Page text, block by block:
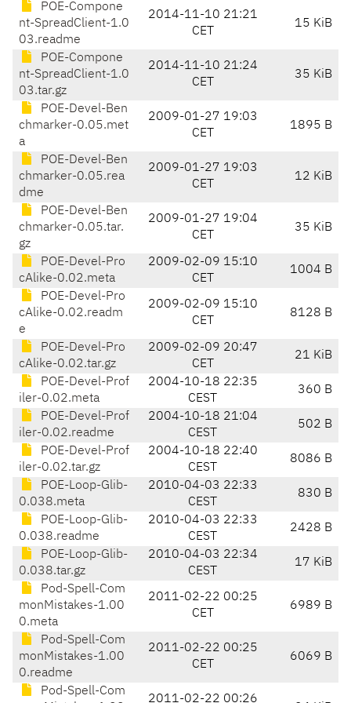
POE-Compone
nt-SpreadClient-1.0
03.readme
2014-11-10 21:21
CET
15 KiB
POE-Compone
nt-SpreadClient-1.0
03.tar.gz
2014-11-10 21:24
CET
35 KiB
POE-Devel-Ben
chmarker-0.05.met
a
2009-01-27 19:03
CET
1895 B
POE-Devel-Ben
chmarker-0.05.rea
dme
2009-01-27 19:03
CET
12 KiB
POE-Devel-Ben
chmarker-0.05.tar.
gz
2009-01-27 19:04
CET
35 KiB
POE-Devel-Pro
cAlike-0.02.meta
2009-02-09 15:10
CET
1004 B
POE-Devel-Pro
cAlike-0.02.readm
e
2009-02-09 15:10
CET
8128 B
POE-Devel-Pro
cAlike-0.02.tar.gz
2009-02-09 20:47
CET
21 KiB
POE-Devel-Prof
iler-0.02.meta
2004-10-18 22:35
CEST
360 B
POE-Devel-Prof
iler-0.02.readme
2004-10-18 21:04
CEST
502 B
POE-Devel-Prof
iler-0.02.tar.gz
2004-10-18 22:40
CEST
8086 B
POE-Loop-Glib-
0.038.meta
2010-04-03 22:33
CEST
830 B
POE-Loop-Glib-
0.038.readme
2010-04-03 22:33
CEST
2428 B
POE-Loop-Glib-
0.038.tar.gz
2010-04-03 22:34
CEST
17 KiB
Pod-Spell-Com
monMistakes-1.00
0.meta
2011-02-22 00:25
CET
6989 B
Pod-Spell-Com
monMistakes-1.00
0.readme
2011-02-22 00:25
CET
6069 B
Pod-Spell-Com
2011-02-22 00:26